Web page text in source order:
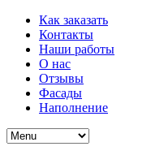
Как заказать
Контакты
Наши работы
О нас
Отзывы
Фасады
Наполнение